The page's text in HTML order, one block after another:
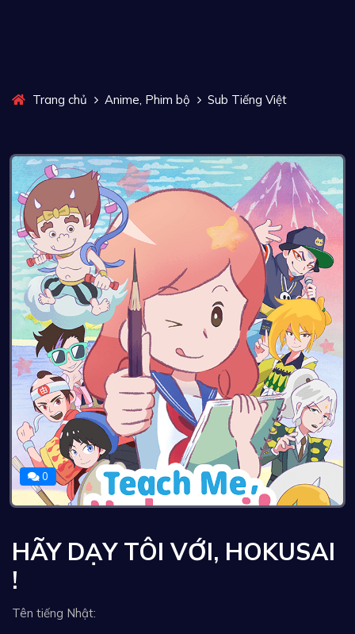
Trang chủ Anime, Phim bộ Sub Tiếng Việt
0
HÃY DẠY TÔI VỚI, HOKUSAI
!
Tên tiếng Nhật: